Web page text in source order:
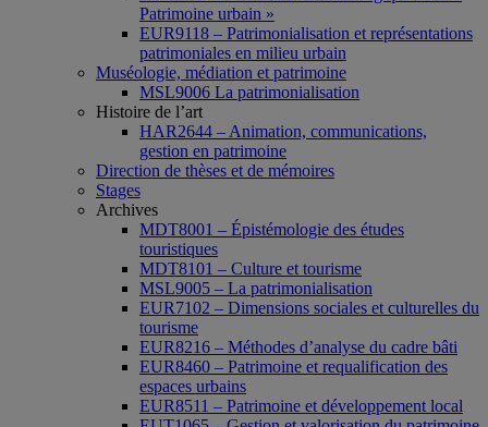
Patrimoine urbain »
EUR9118 – Patrimonialisation et représentations
patrimoniales en milieu urbain
Muséologie, médiation et patrimoine
MSL9006 La patrimonialisation
Histoire de l’art
HAR2644 – Animation, communications,
gestion en patrimoine
Direction de thèses et de mémoires
Stages
Archives
MDT8001 – Épistémologie des études
touristiques
MDT8101 – Culture et tourisme
MSL9005 – La patrimonialisation
EUR7102 – Dimensions sociales et culturelles du
tourisme
EUR8216 – Méthodes d’analyse du cadre bâti
EUR8460 – Patrimoine et requalification des
espaces urbains
EUR8511 – Patrimoine et développement local